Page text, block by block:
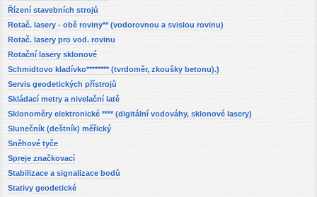
Řízení stavebních strojů
Rotač. lasery - obě roviny** (vodorovnou a svislou rovinu)
Rotač. lasery pro vod. rovinu
Rotační lasery sklonové
Schmidtovo kladívko******** (tvrdoměr, zkoušky betonu).)
Servis geodetických přístrojů
Skládací metry a nivelační latě
Sklonoměry elektronické **** (digitální vodováhy, sklonové lasery)
Slunečník (deštník) měřický
Sněhové tyče
Spreje značkovací
Stabilizace a signalizace bodů
Stativy geodetické